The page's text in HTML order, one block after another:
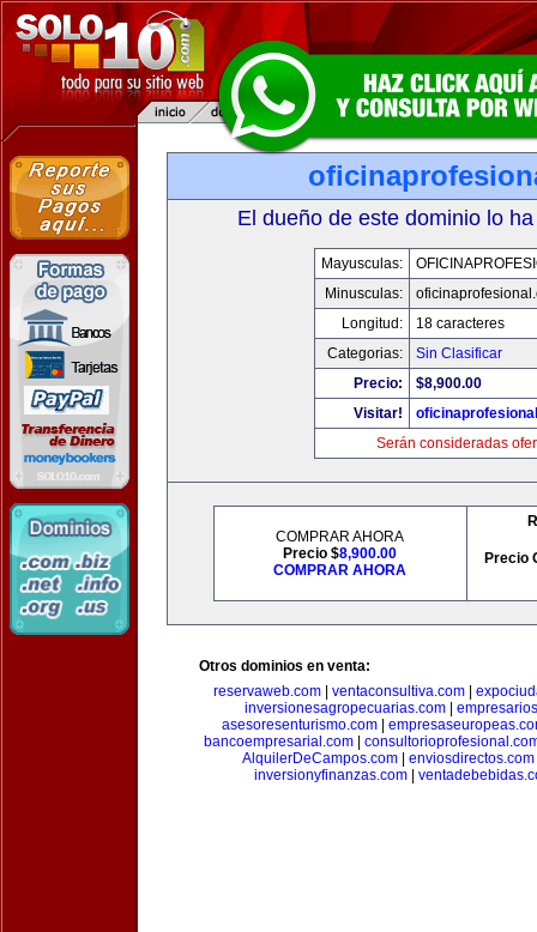
El dueño de este dominio lo
Mayusculas:
Minusculas:
Longitud:
18 caracteres
Categorias:
Sin Clasificar
Precio:
$8,900.00
Visitar!
Serán consideradas
COMPRAR AHORA
Precio $8,900.00
COMPRAR AHORA
Precio
Otros dominios en venta:
reservaweb.com| ventaconsultiva.com|
inversionesagropecuarias.com
asesoresenturismo.com|
bancoempresarial.com
AlquilerDeCampos.com
enviosdirectos.com
inversionyfinanzas.com|